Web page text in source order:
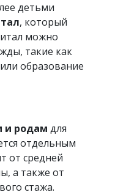
детьми
, который
можно
такие как
образование
и родам для
отдельным
от средней
а также от
стажа.